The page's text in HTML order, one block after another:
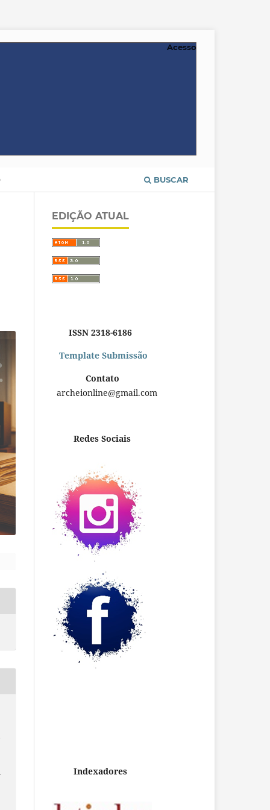
BUSCAR
Acesso
EDIÇÃO ATUAL
ISSN 2318-6186
Template Submissão
Contato
archeionline@gmail.com
Redes Sociais
Indexadores